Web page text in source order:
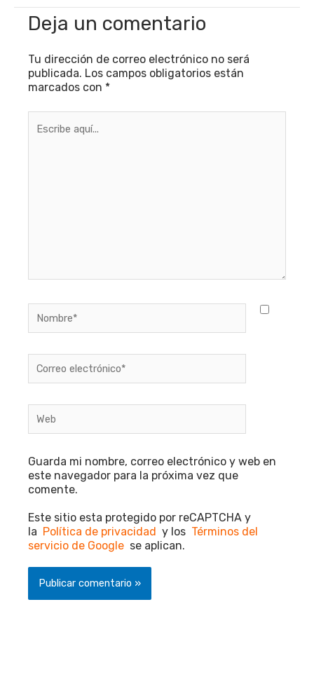
Deja un comentario
Tu dirección de correo electrónico no será
publicada. Los campos obligatorios están
marcados con *
aquí...
electrónico*
Guarda mi nombre, correo electrónico y web en
este navegador para la próxima vez que
comente.
Este sitio esta protegido por reCAPTCHA y
la Política de privacidad y los Términos del
servicio de Google se aplican.